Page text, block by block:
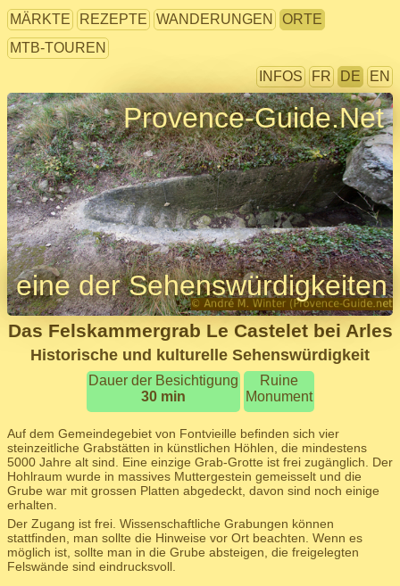
MÄRKTE REZEPTE WANDERUNGEN
ORTE
MTB-TOUREN
INFOS
FR DE EN
Provence-Guide.Net
eine der Sehenswürdigkeiten
Das Felskammergrab Le Castelet bei Arles
Historische und kulturelle Sehenswürdigkeit
Dauer der Besichtigung
30 min
Ruine
Monument
Auf dem Gemeindegebiet von Fontvieille befinden sich vier
steinzeitliche Grabstätten in künstlichen Höhlen, die mindestens
5000 Jahre alt sind. Eine einzige Grab-Grotte ist frei zugänglich. Der
Hohlraum wurde in massives Muttergestein gemeisselt und die
Grube war mit grossen Platten abgedeckt, davon sind noch einige
erhalten.
Der Zugang ist frei. Wissenschaftliche Grabungen können
stattfinden, man sollte die Hinweise vor Ort beachten. Wenn es
möglich ist, sollte man in die Grube absteigen, die freigelegten
Felswände sind eindrucksvoll.